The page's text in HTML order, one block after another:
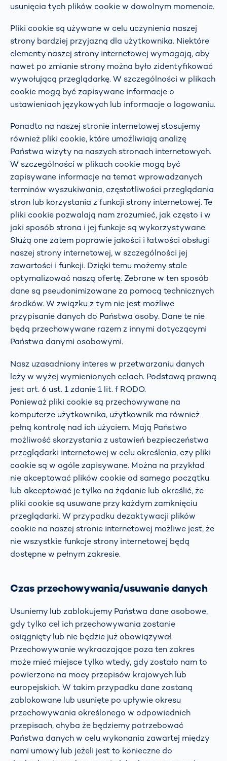
usunięcia tych plików cookie w dowolnym momencie.
Pliki cookie są używane w celu uczynienia naszej
strony bardziej przyjazną dla użytkownika. Niektóre
elementy naszej strony internetowej wymagają, aby
nawet po zmianie strony można było zidentyfikować
wywołującą przeglądarkę. W szczególności w plikach
cookie mogą być zapisywane informacje o
ustawieniach językowych lub informacje o logowaniu.
Ponadto na naszej stronie internetowej stosujemy
również pliki cookie, które umożliwiają analizę
Państwa wizyty na naszych stronach internetowych.
W szczególności w plikach cookie mogą być
zapisywane informacje na temat wprowadzanych
terminów wyszukiwania, częstotliwości przeglądania
stron lub korzystania z funkcji strony internetowej. Te
pliki cookie pozwalają nam zrozumieć, jak często i w
jaki sposób strona i jej funkcje są wykorzystywane.
Służą one zatem poprawie jakości i łatwości obsługi
naszej strony internetowej, w szczególności jej
zawartości i funkcji. Dzięki temu możemy stale
optymalizować naszą ofertę. Zebrane w ten sposób
dane są pseudonimizowane za pomocą technicznych
środków. W związku z tym nie jest możliwe
przypisanie danych do Państwa osoby. Dane te nie
będą przechowywane razem z innymi dotyczącymi
Państwa danymi osobowymi.
Nasz uzasadniony interes w przetwarzaniu danych
leży w wyżej wymienionych celach. Podstawą prawną
jest art. 6 ust. 1 zdanie 1 lit. f RODO.
Ponieważ pliki cookie są przechowywane na
komputerze użytkownika, użytkownik ma również
pełną kontrolę nad ich użyciem. Mają Państwo
możliwość skorzystania z ustawień bezpieczeństwa
przeglądarki internetowej w celu określenia, czy pliki
cookie są w ogóle zapisywane. Można na przykład
nie akceptować plików cookie od samego początku
lub akceptować je tylko na żądanie lub określić, że
pliki cookie są usuwane przy każdym zamknięciu
przeglądarki. W przypadku dezaktywacji plików
cookie na naszej stronie internetowej możliwe jest, że
nie wszystkie funkcje strony internetowej będą
dostępne w pełnym zakresie.
Czas przechowywania/usuwanie danych
Usuniemy lub zablokujemy Państwa dane osobowe,
gdy tylko cel ich przechowywania zostanie
osiągnięty lub nie będzie już obowiązywał.
Przechowywanie wykraczające poza ten zakres
może mieć miejsce tylko wtedy, gdy zostało nam to
powierzone na mocy przepisów krajowych lub
europejskich. W takim przypadku dane zostaną
zablokowane lub usunięte po upływie okresu
przechowywania określonego w odpowiednich
przepisach, chyba że będziemy potrzebować
Państwa danych w celu wykonania zawartej między
nami umowy lub jeżeli jest to konieczne do